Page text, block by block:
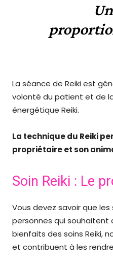
La séance de Reiki est
volonté du patient et de
énergétique Reiki.
La technique du Reiki
propriétaire et son
Soin Reiki : Le
Vous devez savoir que
personnes qui souhaitent
bienfaits des soins Reiki,
et contribuent à les